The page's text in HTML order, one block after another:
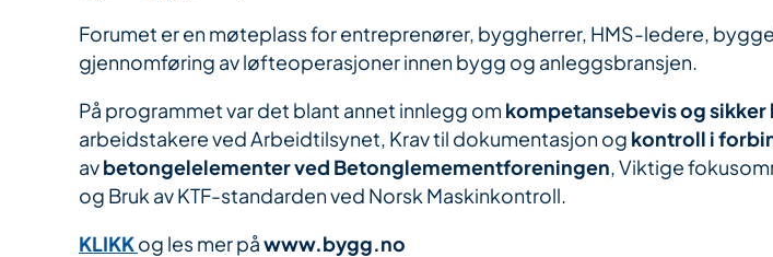
Forumet er en møteplass for entreprenører, byggherrer, HMS-ledere,
gjennomføring av løfteoperasjoner innen bygg og anleggsbransjen.
På programmet var det blant annet innlegg om kompetansebevis og
arbeidstakere ved Arbeidtilsynet, Krav til dokumentasjon og kontroll i
avbetongelelementer ved Betonglemementforeningen, Viktige
og Bruk av KTF-standarden ved Norsk Maskinkontroll.
KLIKKog les mer påwww.bygg.no